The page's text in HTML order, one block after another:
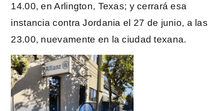
14.00, en Arlington, Texas; y cerrará esa
instancia contra Jordania el 27 de junio, a las
23.00, nuevamente en la ciudad texana.